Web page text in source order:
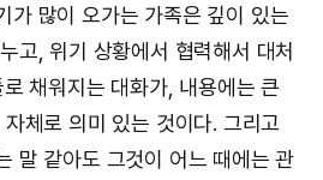
가 많이 오가는 가족은 깊이 있는
고, 위기 상황에서 협력해서 대처
채워지는 대화가, 내용에는 큰
체로 의미 있는 것이다. 그리고
말 같아도 그것이 어느 때에는 관